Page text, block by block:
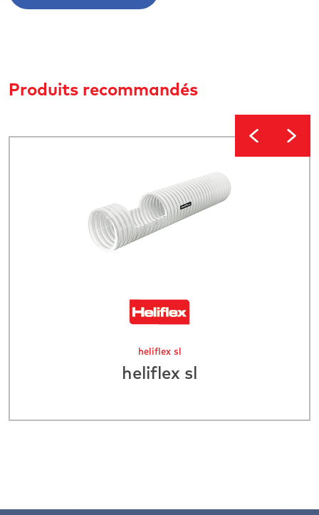
Produits recommandés
heliflex sl
heliflex sl